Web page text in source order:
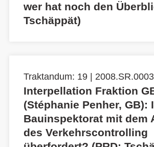
wer hat noch den
Tschäppät)
Traktandum: 19 |
Interpellation Fraktion
(Stéphanie Penher, GB):
Bauinspektorat mit dem
des Verkehrscontrolling